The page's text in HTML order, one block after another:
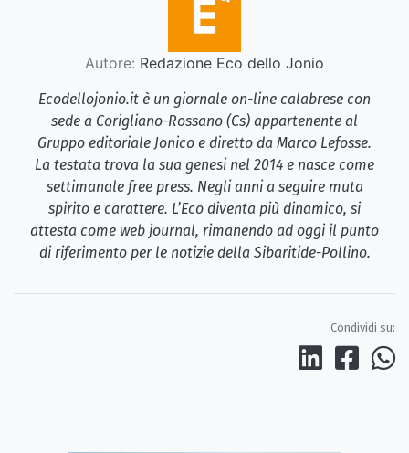
Autore: Redazione Eco dello Jonio
Ecodellojonio.it è un giornale on-line calabrese con
sede a Corigliano-Rossano (Cs) appartenente al
Gruppo editoriale Jonico e diretto da Marco Lefosse.
La testata trova la sua genesi nel 2014 e nasce come
settimanale free press. Negli anni a seguire muta
spirito e carattere. L’Eco diventa più dinamico, si
attesta come web journal, rimanendo ad oggi il punto
di riferimento per le notizie della Sibaritide-Pollino.
Condividi su: